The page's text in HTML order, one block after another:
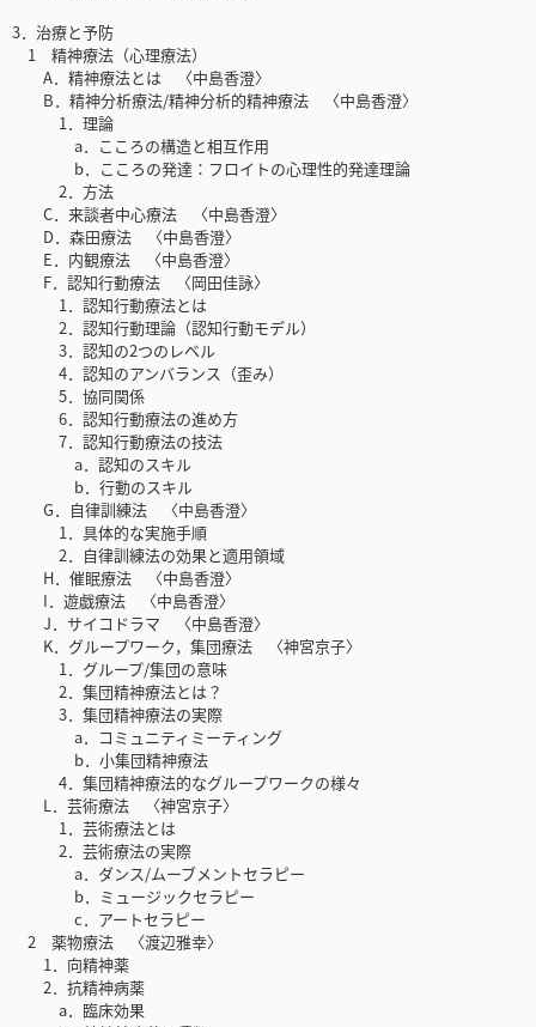
3．治療と予防
1 精神療法（心理療法）
A．精神療法とは 〈中島香澄〉
B．精神分析療法/精神分析的精神療法 〈中島香澄〉
1．理論
a．こころの構造と相互作用
b．こころの発達：フロイトの心理性的発達理論
2．方法
C．来談者中心療法 〈中島香澄〉
D．森田療法 〈中島香澄〉
E．内観療法 〈中島香澄〉
F．認知行動療法 〈岡田佳詠〉
1．認知行動療法とは
2．認知行動理論（認知行動モデル）
3．認知の2つのレベル
4．認知のアンバランス（歪み）
5．協同関係
6．認知行動療法の進め方
7．認知行動療法の技法
a．認知のスキル
b．行動のスキル
G．自律訓練法 〈中島香澄〉
1．具体的な実施手順
2．自律訓練法の効果と適用領域
H．催眠療法 〈中島香澄〉
I．遊戯療法 〈中島香澄〉
J．サイコドラマ 〈中島香澄〉
K．グループワーク，集団療法 〈神宮京子〉
1．グループ/集団の意味
2．集団精神療法とは？
3．集団精神療法の実際
a．コミュニティミーティング
b．小集団精神療法
4．集団精神療法的なグループワークの様々
L．芸術療法 〈神宮京子〉
1．芸術療法とは
2．芸術療法の実際
a．ダンス/ムーブメントセラピー
b．ミュージックセラピー
c．アートセラピー
2 薬物療法 〈渡辺雅幸〉
1．向精神薬
2．抗精神病薬
a．臨床効果